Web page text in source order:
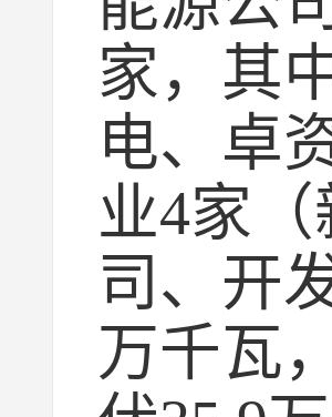
家，其
电、卓
业4家
司、开
万千瓦